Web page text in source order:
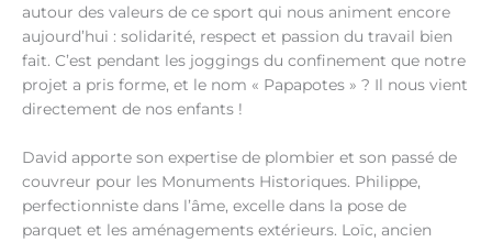
autour des valeurs de ce sport qui nous animent encore
aujourd’hui : solidarité, respect et passion du travail bien
fait. C’est pendant les joggings du confinement que notre
projet a pris forme, et le nom « Papapotes » ? Il nous vient
directement de nos enfants !
David apporte son expertise de plombier et son passé de
couvreur pour les Monuments Historiques. Philippe,
perfectionniste dans l’âme, excelle dans la pose de
parquet et les aménagements extérieurs. Loïc, ancien